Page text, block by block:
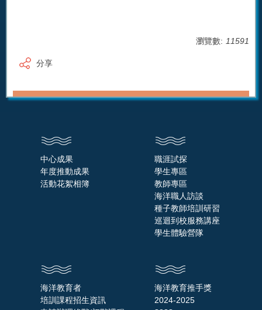
瀏覽數: 11591
分享
中心成果
年度推動成果
活動花絮相簿
職涯試探
學生專區
教師專區
海洋職人訪談
種子教師培訓研習
巡迴到校服務講座
學生體驗營隊
海洋教育者
培訓課程招生資訊
海洋教育推手獎
2024-2025